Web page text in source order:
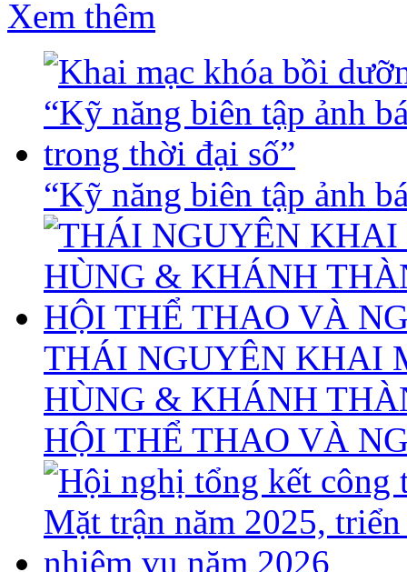
Xem thêm
“Kỹ năng biên tập ảnh
THÁI NGUYÊN KHAI
HÙNG & KHÁNH
HỘI THỂ THAO VÀ